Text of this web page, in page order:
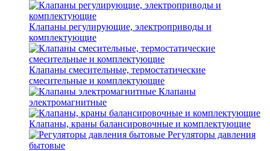
Клапаны регулирующие, электроприводы и
комплектующие
Клапаны смесительные, термостатические
смесительные и комплектующие
Клапаны
электромагнитные
Клапаны, краны балансировочные и комплектующие
Регуляторы давления
бытовые